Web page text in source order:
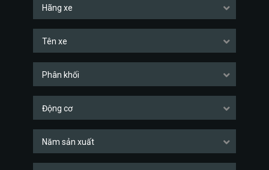
Hãng xe
Tên xe
Phân khối
Động cơ
Năm sản xuất